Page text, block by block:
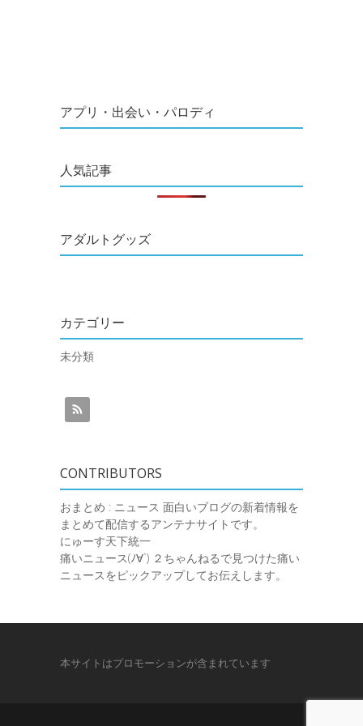
アプリ・出会い・パロディ
人気記事
アダルトグッズ
カテゴリー
未分類
CONTRIBUTORS
おまとめ : ニュース 面白いブログの新着情報を
まとめて配信するアンテナサイトです。
にゅーす天下統一
痛いニュース(ﾉ∀`) ２ちゃんねるで見つけた痛い
ニュースをピックアップしてお伝えします。
本サイトはプロモーションが含まれています